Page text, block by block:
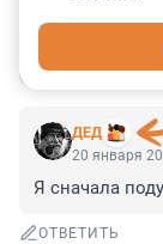
ДЕД
20 января
Я сначала
ОТВЕТИТЬ